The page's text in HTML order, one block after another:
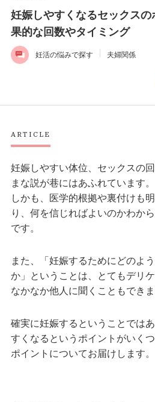
妊娠しやすくなるセックス
果的な回数やタイミング
妊活の悩みで探す 夫婦関係
ARTICLE
妊娠しやすい体位、セックスの
まな説が巷にはあふれています。
しかも、医学的根拠や裏付けも
り、何を信じればよいのかわか
です。
また、「妊娠するためにどのよ
か」ということは、とてもデリ
なかなか他人に聞くこともできま
確実に妊娠するということでは
すくなるというポイントがいく
ポイントについてお届けします。